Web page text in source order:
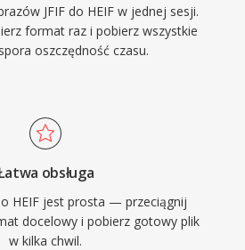
JFIF do HEIF w jednej sesji.
format raz i pobierz wszystkie
oszczędność czasu.
obsługa
HEIF jest prosta — przeciągnij
docelowy i pobierz gotowy plik
w kilka chwil.